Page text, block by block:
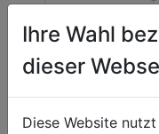
Ihre Wahl
dieser
Diese Website